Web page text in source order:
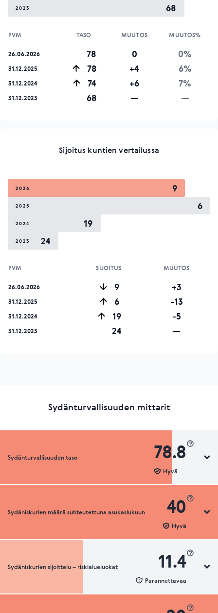
2023 68
PVM TASO MUUTOS MUUTOS%
26.06.2026 78 0 0%
31.12.2025 78 +4 6%
31.12.2024 74 +6 7%
31.12.2023 68 — —
Sijoitus kuntien vertailussa
2026 9
2025 6
2024 19
2023 24
PVM SIJOITUS MUUTOS
26.06.2026 9 +3
31.12.2025 6 -13
31.12.2024 19 -5
31.12.2023 24 —
Sydänturvallisuuden mittarit
Sydänturvallisuuden taso 78.8
Hyvä
Sydänturvallisuuden luokka
Sydäniskurien määrä suhteutettuna asukaslukuun 40
Hyvä
Sydäniskurien määrä suhteutettuna asukaslukuun
Sydäniskurien sijoittelu – riskialueluokat 11.4
Parannettavaa